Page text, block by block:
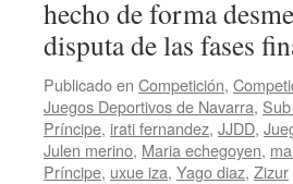
hecho de forma
disputa de las fases
Publicado en Competición,
Juegos Deportivos de Navarra,
Príncipe, irati fernandez, JJDD,
Julen merino, Maria echegoyen,
Príncipe, uxue iza, Yago diaz, Zizur